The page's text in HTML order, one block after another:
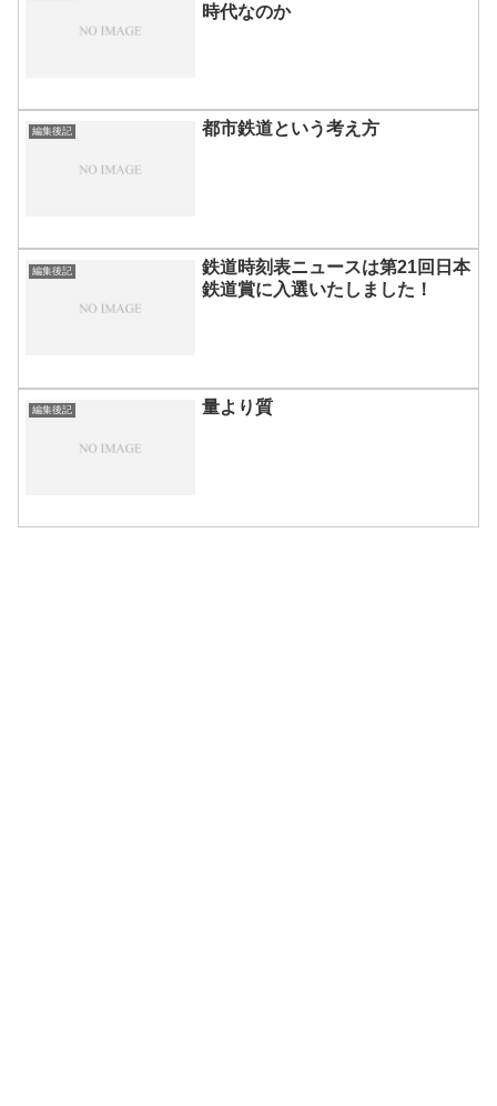
時代なのか
編集後記 都市鉄道という考え方
編集後記
鉄道時刻表ニュースは第21回日本
鉄道賞に入選いたしました！
編集後記 量より質